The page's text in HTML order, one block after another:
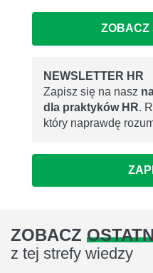
ZOBACZ
NEWSLETTER HR
Zapisz się na nasz
dla praktyków HR.
który naprawdę
ZOBACZ
z tej strefy wiedzy